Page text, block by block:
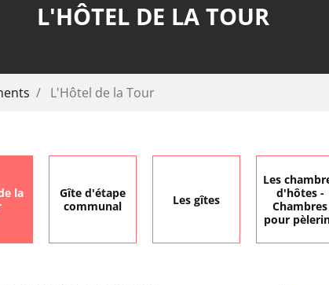
L'HÔTEL DE LA TOUR
L'Hôtel de la Tour
la
Gîte d'étape
communal
Les gîtes
Les
d'hôtes -
Chambres
pour